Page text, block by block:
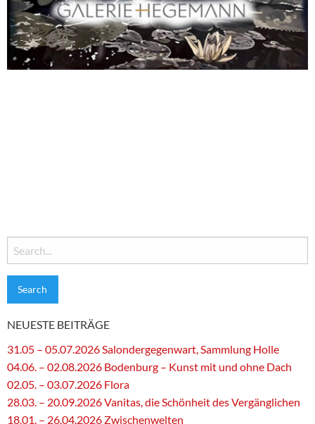
Search
for:
NEUESTE BEITRÄGE
31.05 – 05.07.2026 Salondergegenwart, Sammlung Holle
04.06. – 02.08.2026 Bodenburg – Kunst mit und ohne Dach
02.05. – 03.07.2026 Flora
28.03. – 20.09.2026 Vanitas, die Schönheit des Vergänglichen
18.01. – 26.04.2026 Zwischenwelten